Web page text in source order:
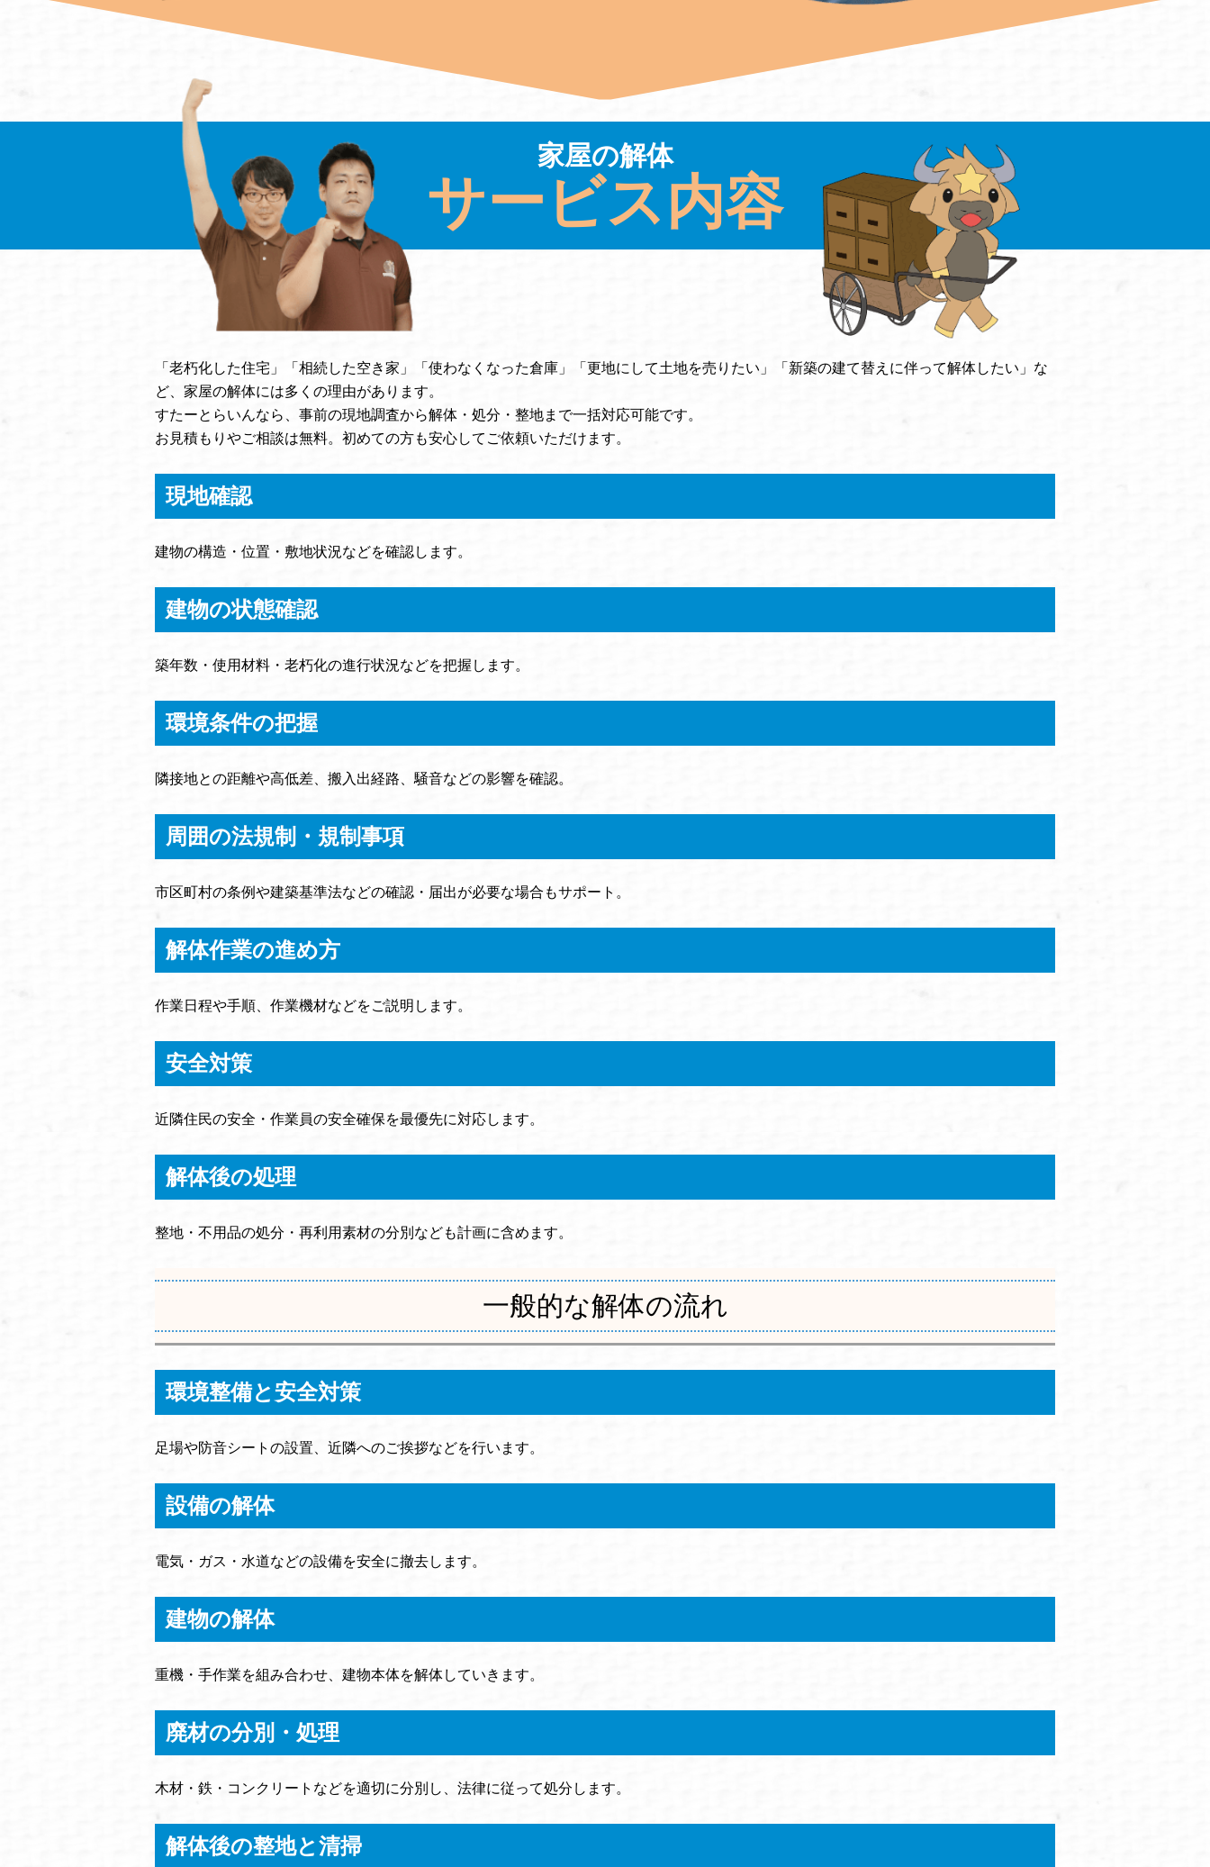
家屋の解体
サービス内容
「老朽化した住宅」「相続した空き家」「使わなくなった倉庫」「更地にして土地を売りたい」「新築の建て替えに伴って解体したい」な
ど、家屋の解体には多くの理由があります。
すたーとらいんなら、事前の現地調査から解体・処分・整地まで一括対応可能です。
お見積もりやご相談は無料。初めての方も安心してご依頼いただけます。
現地確認
建物の構造・位置・敷地状況などを確認します。
建物の状態確認
築年数・使用材料・老朽化の進行状況などを把握します。
環境条件の把握
隣接地との距離や高低差、搬入出経路、騒音などの影響を確認。
周囲の法規制・規制事項
市区町村の条例や建築基準法などの確認・届出が必要な場合もサポート。
解体作業の進め方
作業日程や手順、作業機材などをご説明します。
安全対策
近隣住民の安全・作業員の安全確保を最優先に対応します。
解体後の処理
整地・不用品の処分・再利用素材の分別なども計画に含めます。
一般的な解体の流れ
環境整備と安全対策
足場や防音シートの設置、近隣へのご挨拶などを行います。
設備の解体
電気・ガス・水道などの設備を安全に撤去します。
建物の解体
重機・手作業を組み合わせ、建物本体を解体していきます。
廃材の分別・処理
木材・鉄・コンクリートなどを適切に分別し、法律に従って処分します。
解体後の整地と清掃